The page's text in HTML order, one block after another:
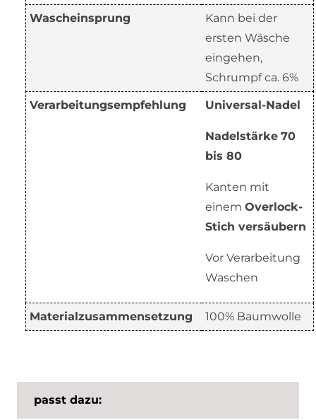
Wascheinsprung
Kann bei der
ersten Wäsche
eingehen,
Schrumpf ca. 6%
Verarbeitungsempfehlung Universal-Nadel
Nadelstärke 70
bis 80
Kanten mit
einem Overlock-
Stich versäubern
Vor Verarbeitung
Waschen
Materialzusammensetzung 100% Baumwolle
passt dazu: